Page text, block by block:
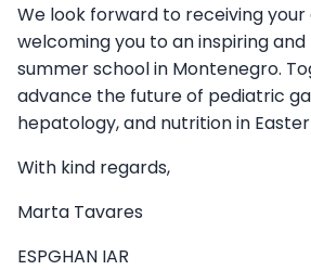
We look forward to receiving
welcoming you to an inspiring
summer school in Montenegro.
advance the future of pediatric
hepatology, and nutrition in
With kind regards,
Marta Tavares
ESPGHAN IAR